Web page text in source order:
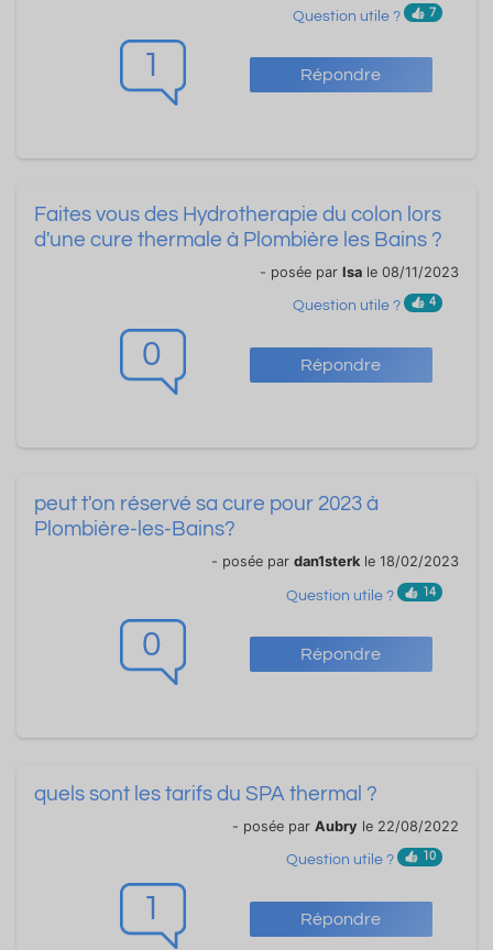
1 Répondre
Question utile ? 7
0 Répondre
Faites vous des Hydrotherapie du colon lors
d'une cure thermale à Plombière les Bains ?
- posée par Isa le 08/11/2023
Question utile ? 4
0 Répondre
peut t'on réservé sa cure pour 2023 à
Plombière-les-Bains?
- posée par dan1sterk le 18/02/2023
Question utile ? 14
1 Répondre
quels sont les tarifs du SPA thermal ?
- posée par Aubry le 22/08/2022
Question utile ? 10